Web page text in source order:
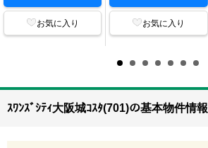
お気に入り お気に入り
ｽﾜﾝｽﾞｼﾃｨ大阪城ｺｽﾀ(701)の基本物件情報